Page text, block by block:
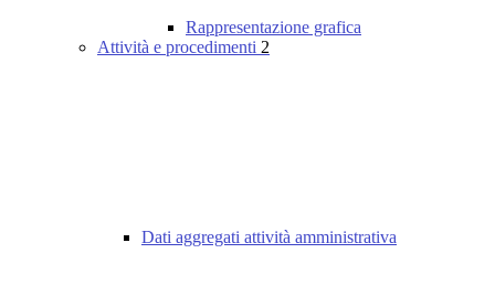
Rappresentazione grafica
Attività e procedimenti 2
Dati aggregati attività amministrativa